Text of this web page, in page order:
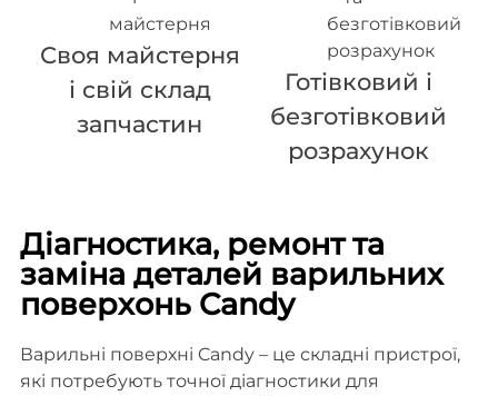
Своя майстерня
і свій склад
запчастин
Готівковий і
безготівковий
розрахунок
Діагностика, ремонт та
заміна деталей варильних
поверхонь Candy
Варильні поверхні Candy – це складні пристрої,
які потребують точної діагностики для